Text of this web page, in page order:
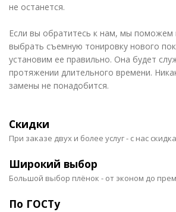
не останется.
Если вы обратитесь к нам, мы поможем
выбрать съемную тонировку нового
установим ее правильно. Она будет
протяжении длительного времени.
замены не понадобится.
Скидки
При заказе двух и более услуг - с нас
Широкий выбор
Большой выбор плёнок - от эконом до
По ГОСТу